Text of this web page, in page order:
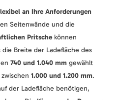
an Ihre Anforderungen
Seitenwände und die
Pritschekönnen
Breite der Ladefläche des
740 und 1.040 mm gewählt
1.000 und 1.200 mm.
der Ladefläche benötigen,